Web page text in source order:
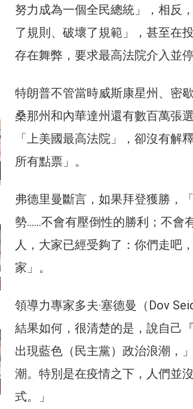
努力成為一個全民總統」，相反
了規則、破壞了規範」，甚至在
存在舞弊，要求最高法院介入並停
特朗普不管當時威斯康星州、密
桑那州和內華達州還有數百萬張
「上美國最高法院」，卻沒有解
所有點票」。
弗德里曼斷言，如果拜登獲勝，
勢……不會有壓倒性的勝利；不會
人，大家已經受夠了：你們走吧
家」。
領導力專家多夫·塞德曼（Dov
結果如何，很清楚的是，說自己
出現藍色（民主黨）政治浪潮，
潮。特別是在疫情之下，人們並
式。」